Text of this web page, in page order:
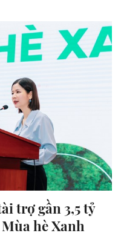
trợ gần 3,5 tỷ
hè Xanh